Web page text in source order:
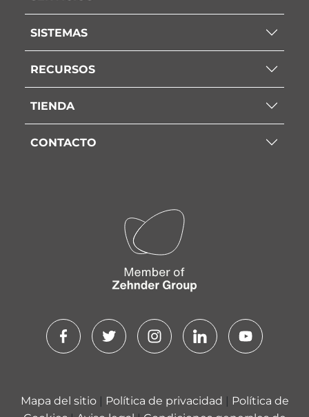
SISTEMAS
RECURSOS
TIENDA
CONTACTO
Mapa del sitio Política de privacidad
Política de